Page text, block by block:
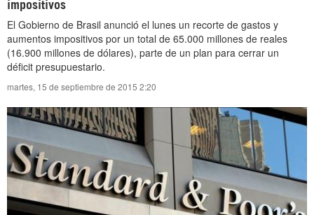
impositivos
El Gobierno de Brasil anunció el lunes un recorte de gastos y
aumentos impositivos por un total de 65.000 millones de reales
(16.900 millones de dólares), parte de un plan para cerrar un
déficit presupuestario.
martes, 15 de septiembre de 2015 2:20